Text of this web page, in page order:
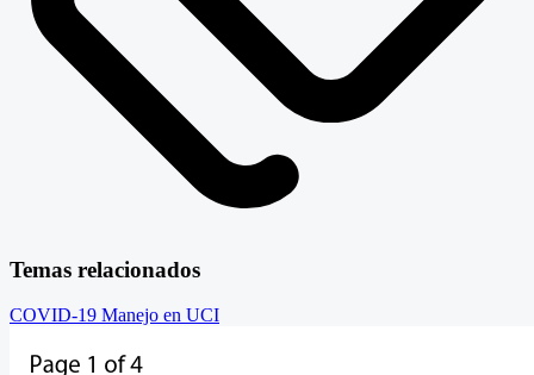
Temas relacionados
COVID-19 Manejo en UCI